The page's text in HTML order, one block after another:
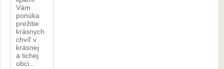
Vám
ponúka
prežitie
krásnych
chvíľ v
krásnej
a tichej
obci...